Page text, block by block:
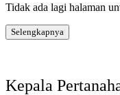
Tidak ada lagi halaman
Selengkapnya
Kepala